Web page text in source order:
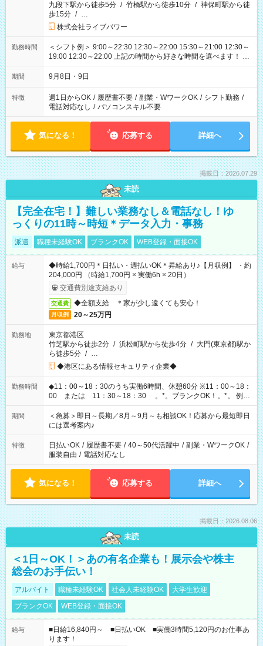
九段下駅から徒歩5分 / 竹橋駅から徒歩10分 / 神保町駅から徒
歩15分 / …
株式会社ライブパワー
勤務時間
＜シフト例＞ 9:00～22:30 12:30～22:00 15:30～21:00 12:30～
19:00 12:30～22:00 上記の時間から好きな時間を選べます！ ※
時間は変更となる可能性があります
期間 9月8日・9日
特徴 週1日からOK / 履歴書不要 / 副業・WワークOK / シフト勤務 /
電話対応なし / パソコンスキル不要
気になる！ 応募する 詳細へ
掲載日：2026.07.29
未読
【完全在宅！】難しい業務なし＆電話なし！ゆ
っくりの11時～時短＊データ入力・事務
派遣 職種未経験OK ブランクOK WEB登録・面接OK
給与
◆時給1,700円＊日払い・週払いOK＊昇給あり♪【月収例】 ・約
204,000円 （時給1,700円 × 実働6h × 20日）
交通費別途支給あり
交通費 ◆全額支給 ＊家が少し遠くても安心！
月収例 20～25万円
勤務地
東京都港区
竹芝駅から徒歩2分 / 浜松町駅から徒歩4分 / 大門(東京都)駅か
ら徒歩5分 / …
◆港区にある情報セキュリティ企業◆
勤務時間
◆11：00～18：30のうち実働6時間、休憩60分 ※11：00～18：
00 または 11：30～18：30 。*。ブランクOK！。*。 例え
ば前職が、 在宅/財団法人/事務/コールセンター/受付/販売/カフェ
スタッフ スイーツ販売/ホテルフロント/化粧品販売/など 様々な
業界から入社して活躍されています♪
期間
＜急募＞即日～長期／8月～9月～も相談OK！応募から最短即日
には選考案内♪
特徴 日払いOK / 履歴書不要 / 40～50代活躍中 / 副業・WワークOK /
服装自由 / 電話対応なし
気になる！ 応募する 詳細へ
掲載日：2026.08.06
未読
＜1日～OK！＞あの有名企業も！展示会や株主
総会のお手伝い！
アルバイト 職種未経験OK 社会人未経験OK
大学生歓迎
ブランクOK
WEB登録・面接OK
給与
■日給16,840円～ ■日払いOK ■実働3時間5,120円のお仕事あ
ります！